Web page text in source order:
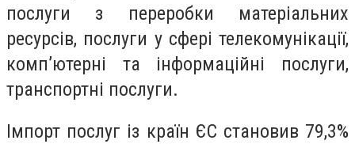
послуги з переробки матеріальних
ресурсів, послуги у сфері телекомунікації,
комп’ютерні та інформаційні послуги,
транспортні послуги.
Імпорт послуг із країн ЄС становив 79,3%